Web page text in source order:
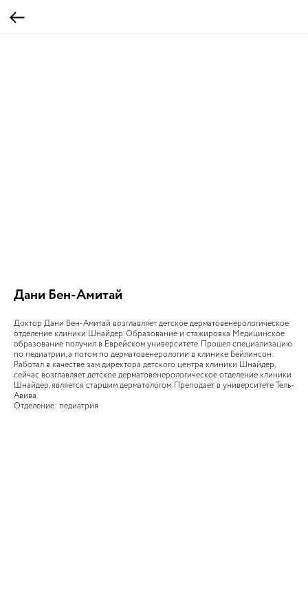
Дани Бен-Амитай
Доктор Дани Бен-Амитай возглавляет детское дерматовенерологическое
отделение клиники Шнайдер. Образование и стажировка Медицинское
образование получил в Еврейском университете. Прошел специализацию
по педиатрии, а потом по дерматовенерологии в клинике Бейлинсон.
Работал в качестве зам.директора детского центра клиники Шнайдер,
сейчас возглавляет детское дерматовенерологическое отделение клиники
Шнайдер, является старшим дерматологом. Преподает в университете Тель-
Авива.
Отделение: педиатрия